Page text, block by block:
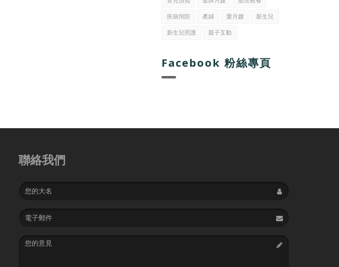
疾病預防
產婦 愛月嫂
新生兒
新生兒照護
親子互動
Facebook 粉絲專頁
聯絡我們
Name
Email
address
Message